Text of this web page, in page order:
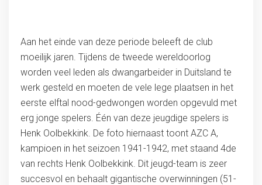
Aan het einde van deze periode beleeft de club
moeilijk jaren. Tijdens de tweede wereldoorlog
worden veel leden als dwangarbeider in Duitsland te
werk gesteld en moeten de vele lege plaatsen in het
eerste elftal nood-gedwongen worden opgevuld met
erg jonge spelers. Één van deze jeugdige spelers is
Henk Oolbekkink. De foto hiernaast toont AZC A,
kampioen in het seizoen 1941-1942, met staand 4de
van rechts Henk Oolbekkink. Dit jeugd-team is zeer
succesvol en behaalt gigantische overwinningen (51-